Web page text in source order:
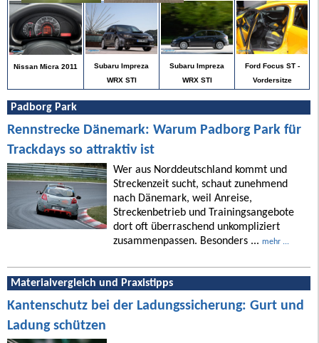
Nissan Micra 2011
Subaru Impreza
WRX STI
Subaru Impreza
WRX STI
Ford Focus ST -
Vordersitze
Padborg Park
Rennstrecke Dänemark: Warum Padborg Park für
Trackdays so attraktiv ist
Wer aus Norddeutschland kommt und
Streckenzeit sucht, schaut zunehmend
nach Dänemark, weil Anreise,
Streckenbetrieb und Trainingsangebote
dort oft überraschend unkompliziert
zusammenpassen. Besonders ... mehr ...
Materialvergleich und Praxistipps
Kantenschutz bei der Ladungssicherung: Gurt und
Ladung schützen